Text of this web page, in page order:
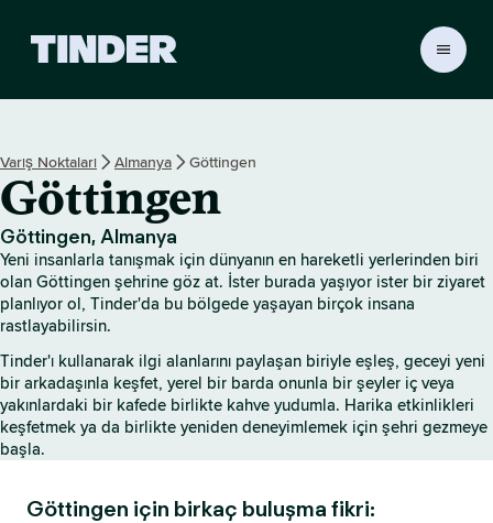
r
A
n
S
a
y
Varış Noktaları Almanya Göttingen
Göttingen
Göttingen, Almanya
Yeni insanlarla tanışmak için dünyanın en hareketli yerlerinden biri
olan Göttingen şehrine göz at. İster burada yaşıyor ister bir ziyaret
planlıyor ol, Tinder'da bu bölgede yaşayan birçok insana
rastlayabilirsin.
Tinder'ı kullanarak ilgi alanlarını paylaşan biriyle eşleş, geceyi yeni
bir arkadaşınla keşfet, yerel bir barda onunla bir şeyler iç veya
yakınlardaki bir kafede birlikte kahve yudumla. Harika etkinlikleri
keşfetmek ya da birlikte yeniden deneyimlemek için şehri gezmeye
başla.
Göttingen için birkaç buluşma fikri: